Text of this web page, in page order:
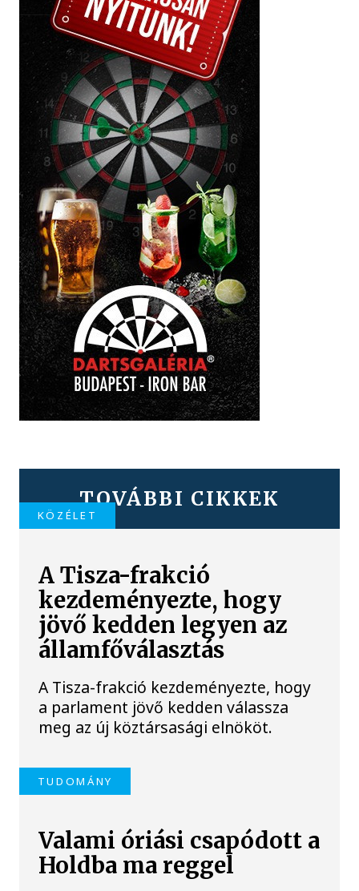
TOVÁBBI CIKKEK
KÖZÉLET
A Tisza-frakció
kezdeményezte, hogy
jövő kedden legyen az
államfőválasztás
A Tisza-frakció kezdeményezte, hogy
a parlament jövő kedden válassza
meg az új köztársasági elnököt.
TUDOMÁNY
Valami óriási csapódott a
Holdba ma reggel